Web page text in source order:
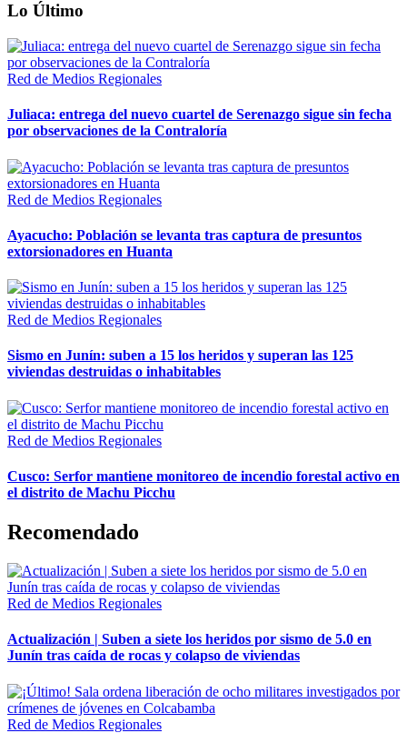
Lo Último
Red de Medios Regionales
Juliaca: entrega del nuevo cuartel de Serenazgo sigue sin fecha
por observaciones de la Contraloría
Red de Medios Regionales
Ayacucho: Población se levanta tras captura de presuntos
extorsionadores en Huanta
Red de Medios Regionales
Sismo en Junín: suben a 15 los heridos y superan las 125
viviendas destruidas o inhabitables
Red de Medios Regionales
Cusco: Serfor mantiene monitoreo de incendio forestal activo en
el distrito de Machu Picchu
Recomendado
Red de Medios Regionales
Actualización | Suben a siete los heridos por sismo de 5.0 en
Junín tras caída de rocas y colapso de viviendas
Red de Medios Regionales